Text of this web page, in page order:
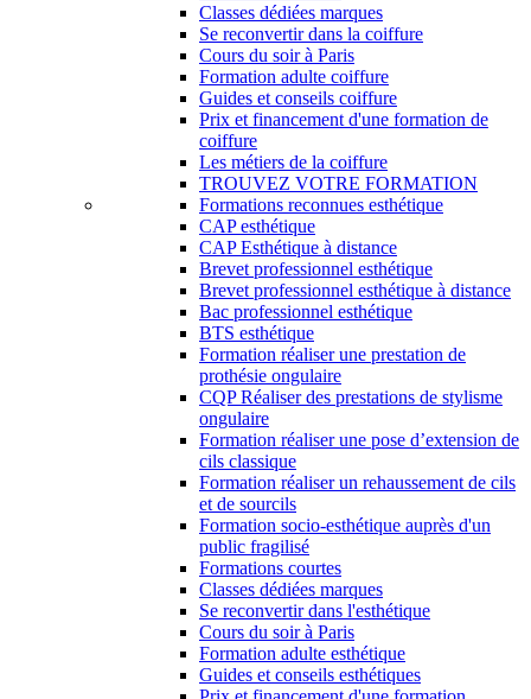
Classes dédiées marques
Se reconvertir dans la coiffure
Cours du soir à Paris
Formation adulte coiffure
Guides et conseils coiffure
Prix et financement d'une formation de
coiffure
Les métiers de la coiffure
TROUVEZ VOTRE FORMATION
Formations reconnues esthétique
CAP esthétique
CAP Esthétique à distance
Brevet professionnel esthétique
Brevet professionnel esthétique à distance
Bac professionnel esthétique
BTS esthétique
Formation réaliser une prestation de
prothésie ongulaire
CQP Réaliser des prestations de stylisme
ongulaire
Formation réaliser une pose d’extension de
cils classique
Formation réaliser un rehaussement de cils
et de sourcils
Formation socio-esthétique auprès d'un
public fragilisé
Formations courtes
Classes dédiées marques
Se reconvertir dans l'esthétique
Cours du soir à Paris
Formation adulte esthétique
Guides et conseils esthétiques